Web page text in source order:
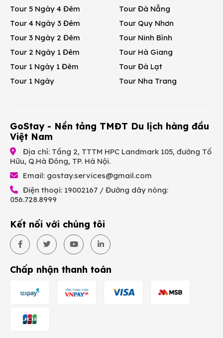
Tour 5 Ngày 4 Đêm
Tour 4 Ngày 3 Đêm
Tour 3 Ngày 2 Đêm
Tour 2 Ngày 1 Đêm
Tour 1 Ngày 1 Đêm
Tour 1 Ngày
Tour Đà Nẵng
Tour Quy Nhơn
Tour Ninh Bình
Tour Hà Giang
Tour Đà Lạt
Tour Nha Trang
GoStay - Nền tảng TMĐT Du lịch hàng đầu
Việt Nam
Địa chỉ: Tầng 2, TTTM HPC Landmark 105, đường Tố
Hữu, Q.Hà Đông, TP. Hà Nội.
Email: gostay.services@gmail.com
Điện thoại: 19002167 / Đường dây nóng:
056.728.8999
Kết nối với chúng tôi
Chấp nhận thanh toán